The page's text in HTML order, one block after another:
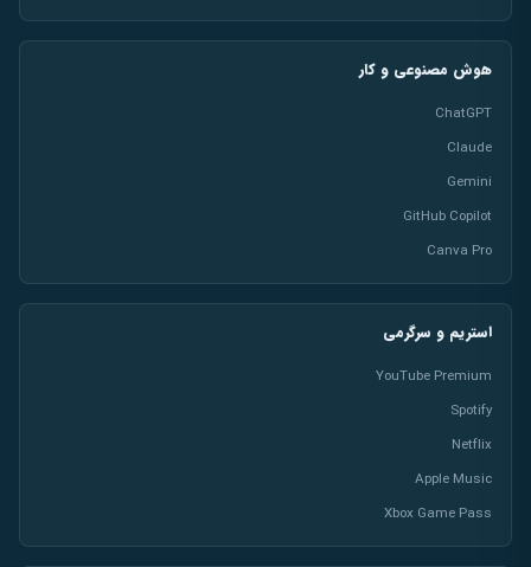
هوش مصنوعی و کار
ChatGPT
Claude
Gemini
GitHub Copilot
Canva Pro
استریم و سرگرمی
YouTube Premium
Spotify
Netflix
Apple Music
Xbox Game Pass